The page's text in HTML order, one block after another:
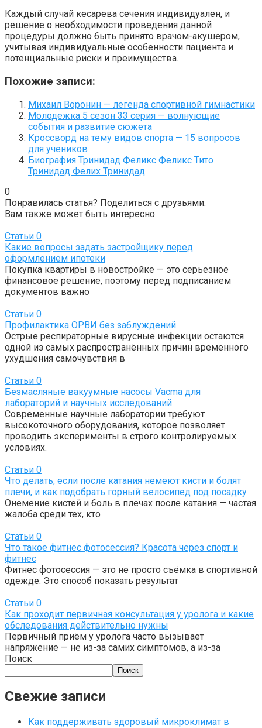
Каждый случай кесарева сечения индивидуален, и
решение о необходимости проведения данной
процедуры должно быть принято врачом-акушером,
учитывая индивидуальные особенности пациента и
потенциальные риски и преимущества.
Похожие записи:
Михаил Воронин — легенда спортивной гимнастики
Молодежка 5 сезон 33 серия — волнующие
события и развитие сюжета
Кроссворд на тему видов спорта — 15 вопросов
для учеников
Биография Тринидад Феликс Феликс Тито
Тринидад Фелих Тринидад
0
Понравилась статья? Поделиться с друзьями:
Вам также может быть интересно
Статьи 0
Какие вопросы задать застройщику перед
оформлением ипотеки
Покупка квартиры в новостройке — это серьезное
финансовое решение, поэтому перед подписанием
документов важно
Статьи 0
Профилактика ОРВИ без заблуждений
Острые респираторные вирусные инфекции остаются
одной из самых распространённых причин временного
ухудшения самочувствия в
Статьи 0
Безмасляные вакуумные насосы Vacma для
лабораторий и научных исследований
Современные научные лаборатории требуют
высокоточного оборудования, которое позволяет
проводить эксперименты в строго контролируемых
условиях.
Статьи 0
Что делать, если после катания немеют кисти и болят
плечи, и как подобрать горный велосипед под посадку
Онемение кистей и боль в плечах после катания — частая
жалоба среди тех, кто
Статьи 0
Что такое фитнес фотосессия? Красота через спорт и
фитнес
Фитнес фотосессия — это не просто съёмка в спортивной
одежде. Это способ показать результат
Статьи 0
Как проходит первичная консультация у уролога и какие
обследования действительно нужны
Первичный приём у уролога часто вызывает
напряжение — не из-за самих симптомов, а из-за
Поиск
Поиск
Свежие записи
Как поддерживать здоровый микроклимат в